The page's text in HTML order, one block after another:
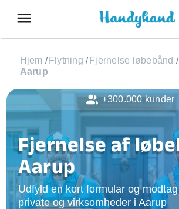
menu
Hjem / Flytning / Fjernelse løbebånd /
Aarup
Fjernelse af
Aarup
Udfyld en kort formular og
private og virksomheder i Aarup
+300.000 kunder